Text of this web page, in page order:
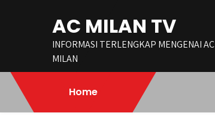
AC MILAN TV
INFORMASI TERLENGKAP MENGENAI AC
MILAN
Home